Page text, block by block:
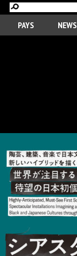
PAYS NEWS